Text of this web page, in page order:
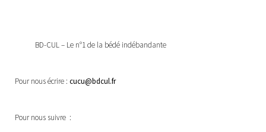
BD-CUL – Le n°1 de la bédé indébandante
Pour nous écrire : cucu@bdcul.fr
Pour nous suivre :